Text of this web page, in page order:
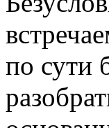
по сути